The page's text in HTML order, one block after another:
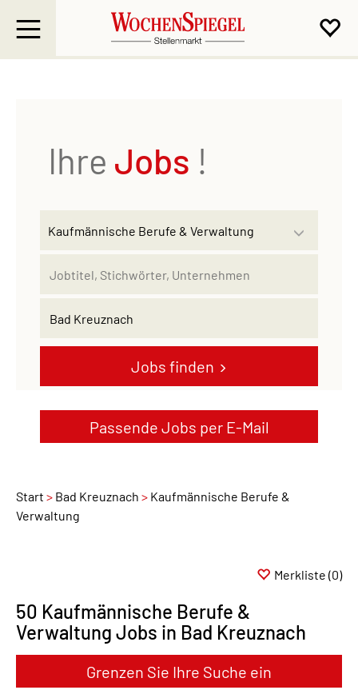
Passende Jobs per E-Mail
Ihre Jobs !
Jobs finden
Start Bad Kreuznach
Kaufmännische Berufe &
Verwaltung
Merkliste (0)
50 Kaufmännische Berufe &
Verwaltung Jobs in Bad Kreuznach
Grenzen Sie Ihre Suche ein